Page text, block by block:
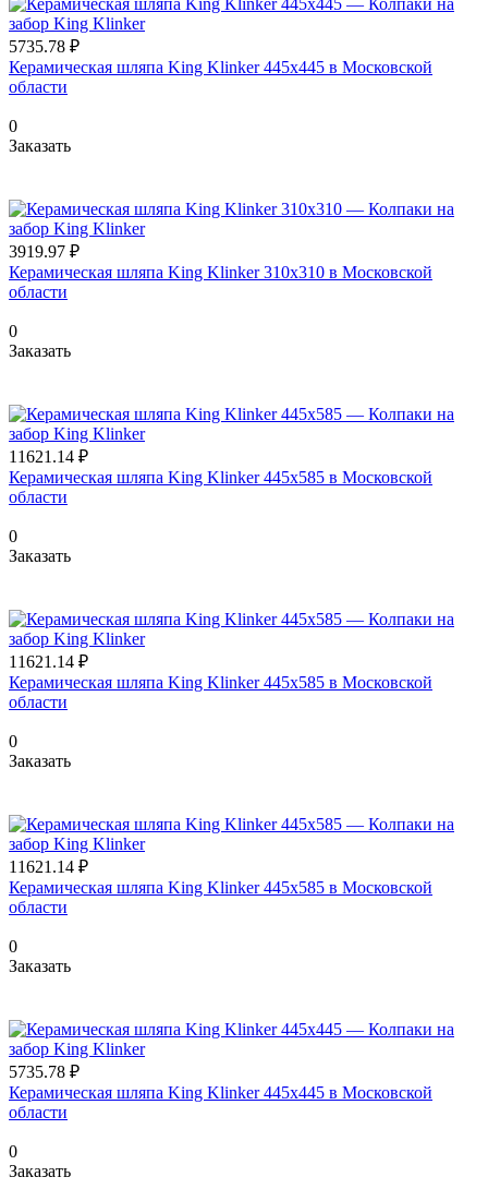
5735.78 ₽
Керамическая шляпа King Klinker 445х445 в Московской
области
0
Заказать
3919.97 ₽
Керамическая шляпа King Klinker 310х310 в Московской
области
0
Заказать
11621.14 ₽
Керамическая шляпа King Klinker 445х585 в Московской
области
0
Заказать
11621.14 ₽
Керамическая шляпа King Klinker 445х585 в Московской
области
0
Заказать
11621.14 ₽
Керамическая шляпа King Klinker 445х585 в Московской
области
0
Заказать
5735.78 ₽
Керамическая шляпа King Klinker 445х445 в Московской
области
0
Заказать